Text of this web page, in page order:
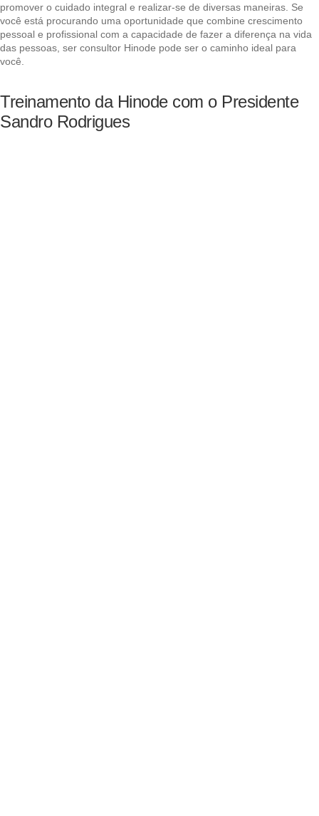
promover o cuidado integral e realizar-se de diversas maneiras. Se
você está procurando uma oportunidade que combine crescimento
pessoal e profissional com a capacidade de fazer a diferença na vida
das pessoas, ser consultor Hinode pode ser o caminho ideal para
você.
Treinamento da Hinode com o Presidente
Sandro Rodrigues